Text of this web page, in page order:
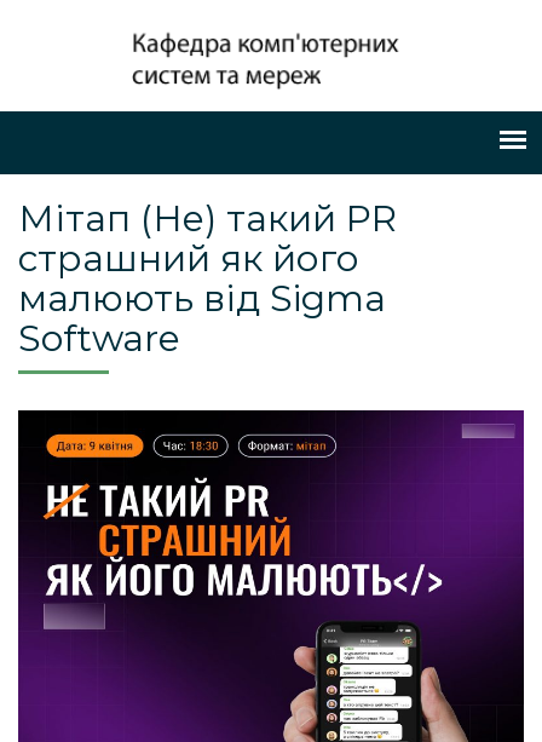
Мітап (Не) такий PR
страшний як його
малюють від Sigma
Software